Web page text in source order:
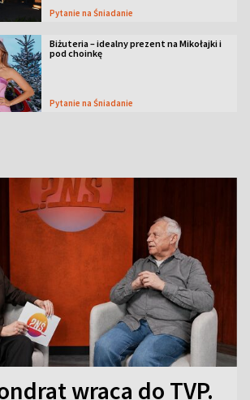
Pytanie na Śniadanie
Biżuteria – idealny prezent na Mikołajki i
pod choinkę
Pytanie na Śniadanie
wraca do TVP.